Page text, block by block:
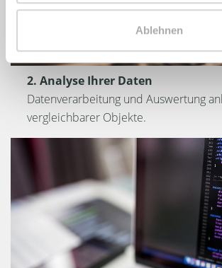
Ablehnen
2. Analyse Ihrer Daten
Datenverarbeitung und Auswertung
vergleichbarer Objekte.